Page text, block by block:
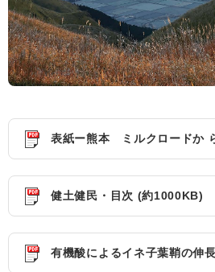
表紙ー熊本 ミルクロードか
健土健民・目次 (約1000KB)
有機酸によるイネ子葉鞘の伸